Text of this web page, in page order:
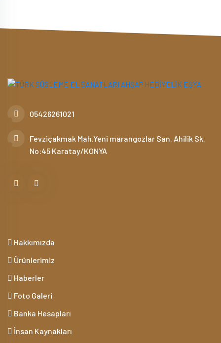
05426261021
Fevziçakmak Mah.Yeni marangozlar San. Ahilik Sk.
No:45 Karatay/KONYA
Hakkımızda
Ürünlerimiz
Haberler
Foto Galeri
Banka Hesapları
İnsan Kaynakları